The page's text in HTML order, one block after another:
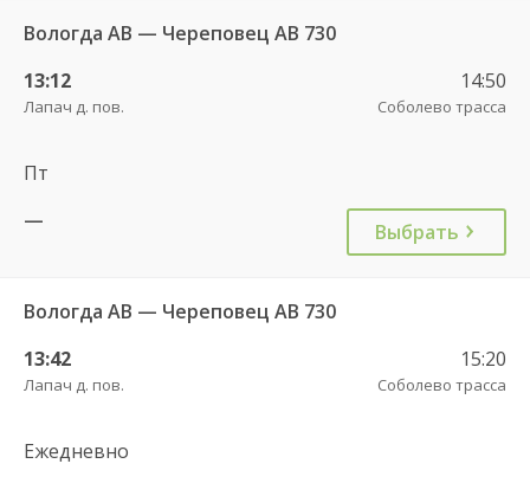
Вологда АВ — Череповец АВ 730
13:12
Лапач д. пов.
14:50
Соболево трасса
Пт
—
Выбрать
Вологда АВ — Череповец АВ 730
13:42
Лапач д. пов.
15:20
Соболево трасса
Ежедневно